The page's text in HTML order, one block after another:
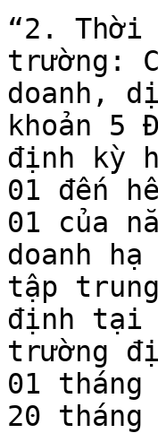
“2. Thời
trường:
doanh,
khoản 5
định kỳ
01 đến
01 của
doanh
tập
định tại
trường
01
20